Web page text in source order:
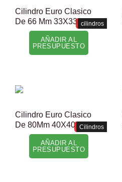
Cilindro Euro Clasico
De 66 Mm 33X33
AÑADIR AL
PRESUPUESTO
Cilindro Euro Clasico
De 80Mm 40X40
cilindros
AÑADIR AL
PRESUPUESTO
Cilindros